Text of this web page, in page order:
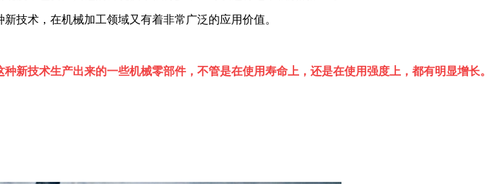
技术，在机械加工领域又有着非常广泛的应用价值。
种新技术生产出来的一些机械零部件，不管是在使用寿命上，还是在使用强度上，都有明显增长。